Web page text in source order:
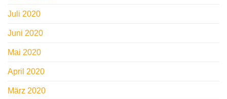
Juli 2020
Juni 2020
Mai 2020
April 2020
März 2020